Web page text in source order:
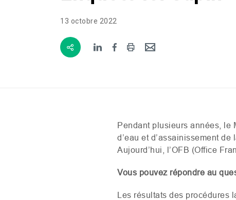
13 octobre 2022
Pendant plusieurs années, le
d’eau et d’assainissement
Aujourd’hui, l’OFB (Office
Vous pouvez répondre au
Les résultats des procédures